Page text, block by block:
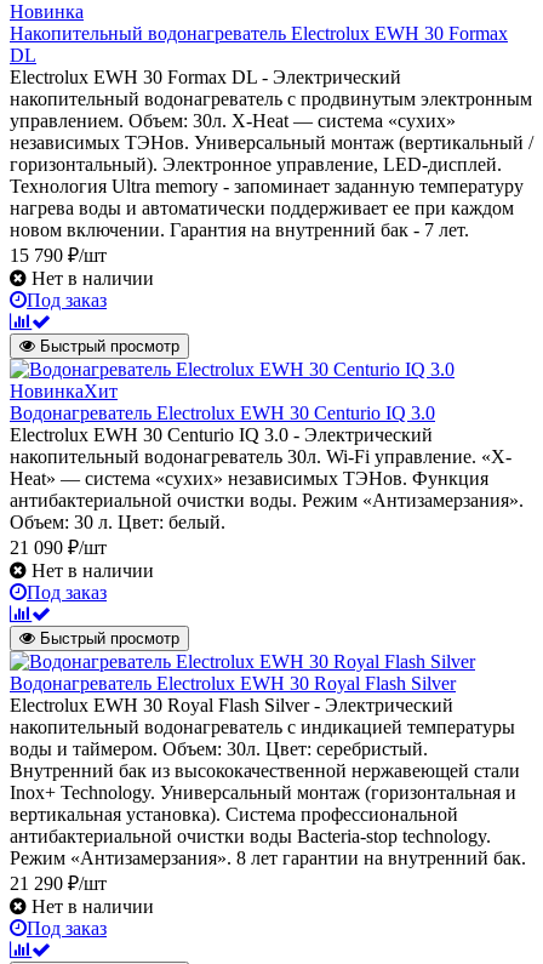
Новинка
Накопительный водонагреватель Electrolux EWH 30 Formax
DL
Electrolux EWH 30 Formax DL - Электрический
накопительный водонагреватель с продвинутым электронным
управлением. Объем: 30л. X-Heat — система «сухих»
независимых ТЭНов. Универсальный монтаж (вертикальный /
горизонтальный). Электронное управление, LED-дисплей.
Технология Ultra memory - запоминает заданную температуру
нагрева воды и автоматически поддерживает ее при каждом
новом включении. Гарантия на внутренний бак - 7 лет.
15 790 ₽/шт
Нет в наличии
Под заказ
Быстрый просмотр
НовинкаХит
Водонагреватель Electrolux EWH 30 Centurio IQ 3.0
Electrolux EWH 30 Centurio IQ 3.0 - Электрический
накопительный водонагреватель 30л. Wi-Fi управление. «X-
Heat» — система «сухих» независимых ТЭНов. Функция
антибактериальной очистки воды. Режим «Антизамерзания».
Объем: 30 л. Цвет: белый.
21 090 ₽/шт
Нет в наличии
Под заказ
Быстрый просмотр
Водонагреватель Electrolux EWH 30 Royal Flash Silver
Electrolux EWH 30 Royal Flash Silver - Электрический
накопительный водонагреватель с индикацией температуры
воды и таймером. Объем: 30л. Цвет: серебристый.
Внутренний бак из высококачественной нержавеющей стали
Inox+ Technology. Универсальный монтаж (горизонтальная и
вертикальная установка). Система профессиональной
антибактериальной очистки воды Bacteria-stop technology.
Режим «Антизамерзания». 8 лет гарантии на внутренний бак.
21 290 ₽/шт
Нет в наличии
Под заказ